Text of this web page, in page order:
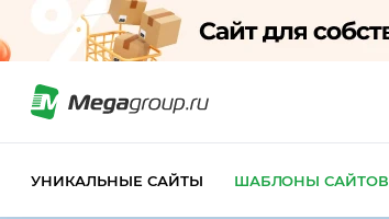
УНИКАЛЬНЫЕ САЙТЫ ШАБЛОНЫ САЙТОВ